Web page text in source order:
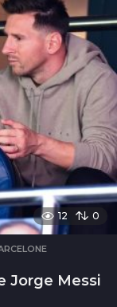
12 0
Jorge Messi